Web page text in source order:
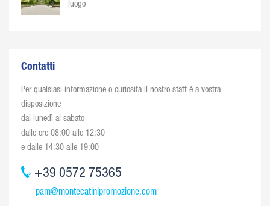
luogo
Contatti
Per qualsiasi informazione o curiosità il nostro staff è a vostra
disposizione
dal lunedì al sabato
dalle ore 08:00 alle 12:30
e dalle 14:30 alle 19:00
+39 0572 75365
pam@montecatinipromozione.com